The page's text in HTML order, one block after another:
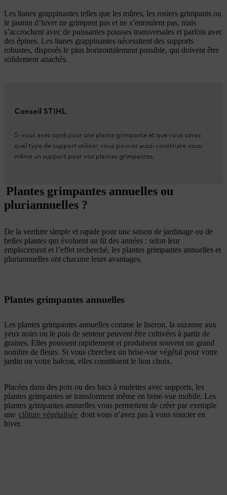
Les lianes grappinantes telles que les mûres, les rosiers grimpants ou
le jasmin d’hiver ne grimpent pas et ne s’enroulent pas, mais
s’accrochent avec de puissantes pousses transversales et parfois avec
des épines. Les lianes grappinantes nécessitent des supports
robustes, disposés le plus horizontalement possible, qui doivent être
solidement attachés.
Conseil STIHL
Si vous avez opté pour une plante grimpante et que vous savez
quel type de support utiliser, vous pouvez aussi construire vous-
même un support pour vos plantes grimpantes.
Plantes grimpantes annuelles ou
pluriannuelles ?
De la verdure simple et rapide pour une saison de jardinage ou de
belles plantes qui évoluent au fil des années : selon leur
emplacement et l’effet recherché, les plantes grimpantes annuelles et
pluriannuelles ont chacune leurs avantages.
Plantes grimpantes annuelles
Les plantes grimpantes annuelles comme le liseron, la suzanne aux
yeux noirs ou le pois de senteur peuvent être cultivées à partir de
graines. Elles poussent rapidement et produisent souvent un grand
nombre de fleurs. Si vous cherchez un brise-vue végétal pour votre
jardin ou votre balcon, elles constituent le bon choix.
Placées dans des pots ou des bacs à roulettes avec supports, les
plantes grimpantes se transforment même en brise-vue mobile. Les
plantes grimpantes annuelles vous permettent de créer par exemple
une clôture végétalisée dont vous n’avez pas à vous soucier en
hiver.